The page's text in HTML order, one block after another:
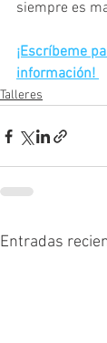
siempre es
¡Escríbeme
información!
Talleres
Entradas